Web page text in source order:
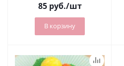
85руб./шт
В корзину